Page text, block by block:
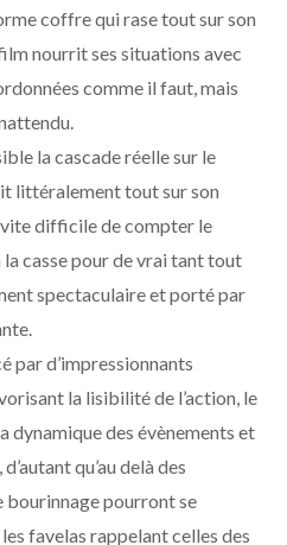
coffre qui rase tout sur son
nourrit ses situations avec
comme il faut, mais
la cascade réelle sur le
littéralement tout sur son
vite difficile de compter le
casse pour de vrai tant tout
spectaculaire et porté par
par d’impressionnants
la lisibilité de l’action, le
dynamique des évènements et
qu’au delà des
bourinnage pourront se
favelas rappelant celles des